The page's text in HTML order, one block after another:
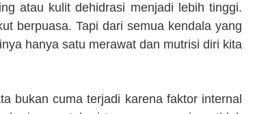
atau kulit dehidrasi menjadi lebih tinggi.
berpuasa.Tapi dari semua kendala yang
hanya satu merawat dan mutrisi diri kita
bukan cuma terjadi karena faktor internal